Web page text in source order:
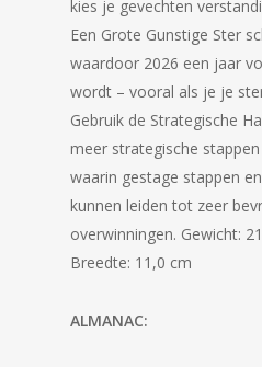
kies je gevechten
Een Grote Gunstige Ster
waardoor 2026 een jaar
wordt – vooral als je je
Gebruik de Strategische
meer strategische
waarin gestage stappen
kunnen leiden tot zeer
overwinningen. Gewicht:
Breedte: 11,0 cm
ALMANAC: